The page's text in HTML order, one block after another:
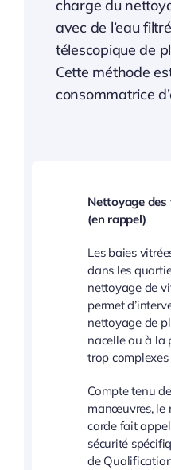
charge du
avec de l’eau
télescopique de
Cette méthode
consommatrice
Nettoyage
(en rappel)
Les baies
dans les
nettoyage de
permet
nettoyage de
nacelle ou à la
trop
Compte tenu
manœuvres, le
corde fait
sécurité
de